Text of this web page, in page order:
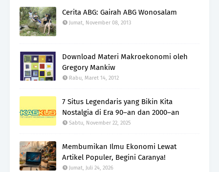
Cerita ABG: Gairah ABG Wonosalam
Jumat, November 08, 2013
Download Materi Makroekonomi oleh
Gregory Mankiw
Rabu, Maret 14, 2012
7 Situs Legendaris yang Bikin Kita
Nostalgia di Era 90–an dan 2000–an
Sabtu, November 22, 2025
Membumikan Ilmu Ekonomi Lewat
Artikel Populer, Begini Caranya!
Jumat, Juli 24, 2026